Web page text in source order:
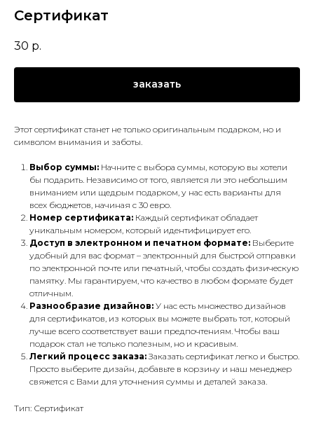
Сертификат
30 р.
заказать
Этот сертификат станет не только оригинальным подарком, но и
символом внимания и заботы.
Выбор суммы: Начните с выбора суммы, которую вы хотели
бы подарить. Независимо от того, является ли это небольшим
вниманием или щедрым подарком, у нас есть варианты для
всех бюджетов, начиная с 30 евро.
Номер сертификата: Каждый сертификат обладает
уникальным номером, который идентифицирует его.
Доступ в электронном и печатном формате: Выберите
удобный для вас формат – электронный для быстрой отправки
по электронной почте или печатный, чтобы создать физическую
памятку. Мы гарантируем, что качество в любом формате будет
отличным.
Разнообразие дизайнов: У нас есть множество дизайнов
для сертификатов, из которых вы можете выбрать тот, который
лучше всего соответствует ваши предпочтениям. Чтобы ваш
подарок стал не только полезным, но и красивым.
Легкий процесс заказа:Заказать сертификат легко и быстро.
Просто выберите дизайн, добавьте в корзину и наш менеджер
свяжется с Вами для уточнения суммы и деталей заказа.
Тип: Сертификат